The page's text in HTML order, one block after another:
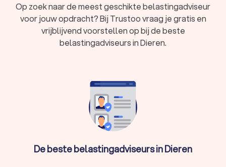
opstellen. Dit wordt ook wel een financieel jaarverslag
genoemd.
In Dieren hebben wij 450 goede belastingadviseurs gevonden.
De belastingadviseurs in Dieren hebben een gemiddelde
prijsopgaven aan te vragen bij verschillende
belastingadviseurs. Zo kun je eenvoudig de
belastingadviseurs vergelijken en de juiste belastingadviseur
inschakelen voor je belastingzaken.
Op zoek naar de meest geschikte belastingadviseur
voor jouw opdracht? Bij Trustoo vraag je gratis en
vrijblijvend voorstellen op bij de beste
belastingadviseurs in Dieren.
De beste belastingadviseurs in Dieren